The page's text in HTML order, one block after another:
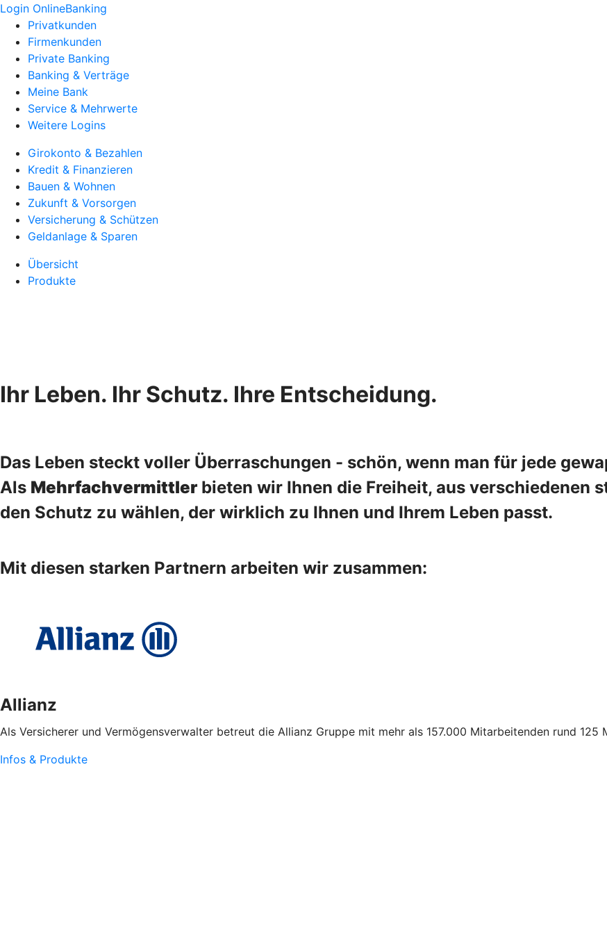
Login OnlineBanking
Privatkunden
Firmenkunden
Private Banking
Banking & Verträge
Meine Bank
Service & Mehrwerte
Weitere Logins
Girokonto & Bezahlen
Kredit & Finanzieren
Bauen & Wohnen
Zukunft & Vorsorgen
Versicherung & Schützen
Geldanlage & Sparen
Übersicht
Produkte
Ihr Leben. Ihr Schutz. Ihre Entscheidung.
Das Leben steckt voller Überraschungen - schön, wenn man für jede
Als Mehrfachvermittler bieten wir Ihnen die Freiheit, aus verschiedenen
den Schutz zu wählen, der wirklich zu Ihnen und Ihrem Leben passt.
Mit diesen starken Partnern arbeiten wir zusammen:
Allianz
Als Versicherer und Vermögensverwalter betreut die Allianz Gruppe mit mehr als 157.000 Mitarbeitenden rund 125
Infos & Produkte